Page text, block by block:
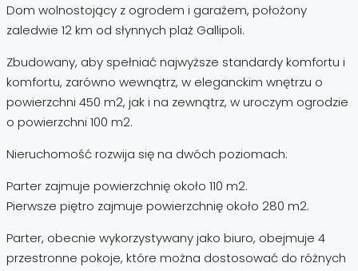
Dom wolnostojący z ogrodem i garażem, położony
zaledwie 12 km od słynnych plaż Gallipoli.
Zbudowany, aby spełniać najwyższe standardy komfortu i
komfortu, zarówno wewnątrz, w eleganckim wnętrzu o
powierzchni 450 m2, jak i na zewnątrz, w uroczym ogrodzie
o powierzchni 100 m2.
Nieruchomość rozwija się na dwóch poziomach:
Parter zajmuje powierzchnię około 110 m2.
Pierwsze piętro zajmuje powierzchnię około 280 m2.
Parter, obecnie wykorzystywany jako biuro, obejmuje 4
przestronne pokoje, które można dostosować do różnych